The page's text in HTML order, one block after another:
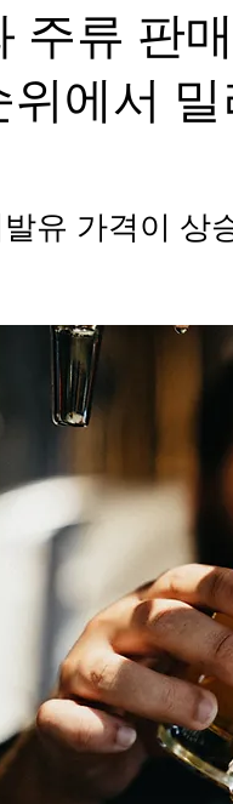
주류 판
위에서
유 가격이 상